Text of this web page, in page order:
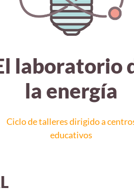
laboratorio
la energía
Ciclo de talleres dirigido a
educativos